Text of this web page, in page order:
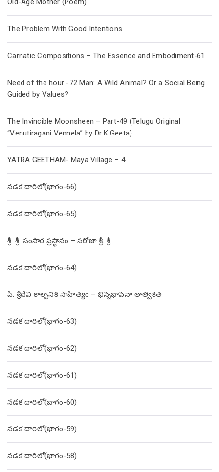
Old-Age Mother (Poem)
The Problem With Good Intentions
Carnatic Compositions – The Essence and Embodiment-61
Need of the hour -72 Man: A Wild Animal? Or a Social Being
Guided by Values?
The Invincible Moonsheen – Part-49 (Telugu Original
“Venutiragani Vennela” by Dr K.Geeta)
YATRA GEETHAM- Maya Village – 4
నడక దారిలో(భాగం-66)
నడక దారిలో(భాగం-65)
శ్రీ. శ్రీ. సంసార ప్రస్థానం – సరోజా శ్రీ. శ్రీ.
నడక దారిలో(భాగం-64)
పి. శ్రీదేవి కాల్పనిక సాహిత్యం – భిన్నభావనా తాత్వికత
నడక దారిలో(భాగం-63)
నడక దారిలో(భాగం-62)
నడక దారిలో(భాగం-61)
నడక దారిలో(భాగం-60)
నడక దారిలో(భాగం-59)
నడక దారిలో(భాగం-58)